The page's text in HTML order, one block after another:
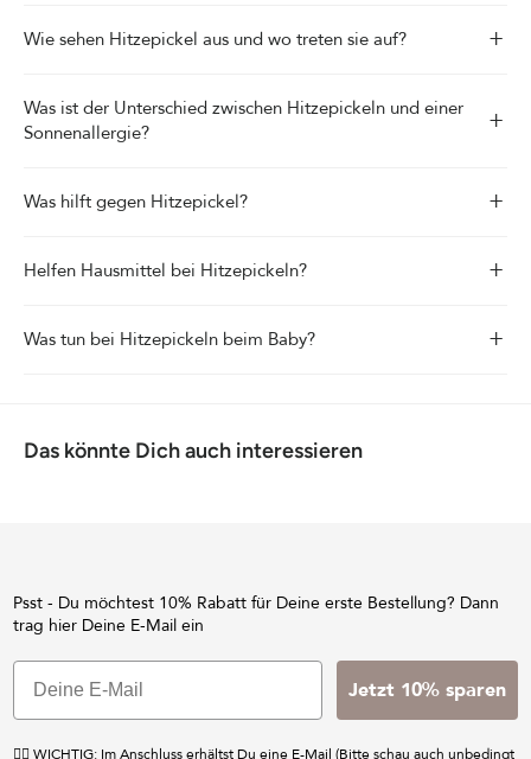
Wie sehen Hitzepickel aus und wo treten sie auf? +
Was ist der Unterschied zwischen Hitzepickeln und einer
Sonnenallergie?
+
Was hilft gegen Hitzepickel? +
Helfen Hausmittel bei Hitzepickeln? +
Was tun bei Hitzepickeln beim Baby? +
Das könnte Dich auch interessieren
Psst - Du möchtest 10% Rabatt für Deine erste Bestellung? Dann
trag hier Deine E-Mail ein
Jetzt 10% sparen
☝🏼 WICHTIG: Im Anschluss erhältst Du eine E-Mail (Bitte schau auch unbedingt